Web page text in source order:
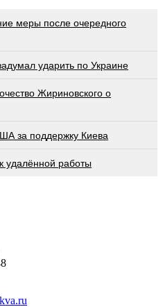
меры после очередного
ударить по Украине
Жириновского о
за поддержку Киева
удалённой работы